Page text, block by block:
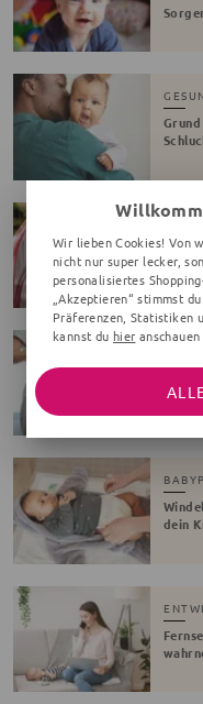
Bio-
dein
Wir lieben Cookies! Von
nicht nur super lecker,
personalisiertes
„Akzeptieren“ stimmst
Präferenzen, Statistiken
kannst du hier